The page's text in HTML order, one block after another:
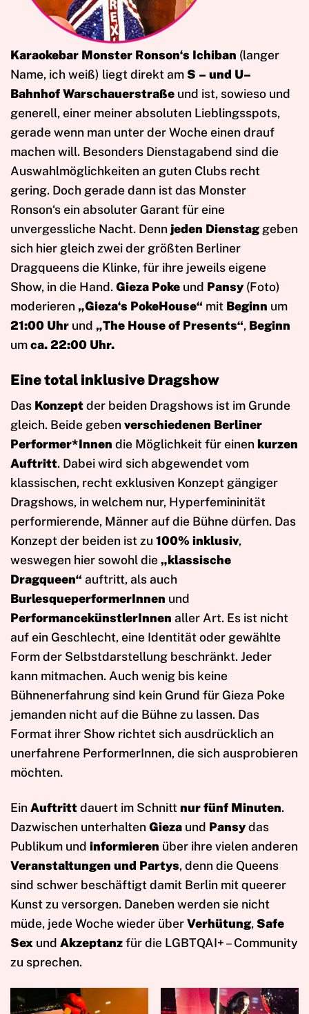
Karaokebar Monster Ronson‘s Ichiban (langer
Name, ich weiß) liegt direkt amS – und U–
Bahnhof Warschauerstraße und ist, sowieso und
generell, einer meiner absoluten Lieblingsspots,
gerade wenn man unter der Woche einen drauf
machen will. Besonders Dienstagabend sind die
Auswahlmöglichkeiten an guten Clubs recht
gering. Doch gerade dann ist das Monster
Ronson‘s ein absoluter Garant für eine
unvergessliche Nacht. Denn jeden Dienstag geben
sich hier gleich zwei der größten Berliner
Dragqueens die Klinke, für ihre jeweils eigene
Show, in die Hand.Gieza Poke und Pansy (Foto)
moderieren „Gieza‘s PokeHouse“ mit Beginn um
21:00 Uhr und „The House of Presents“, Beginn
umca. 22:00 Uhr.
Eine total inklusive Dragshow
Das Konzeptder beiden Dragshows ist im Grunde
gleich. Beide gebenverschiedenen Berliner
Performer*Innen die Möglichkeit für einenkurzen
Auftritt. Dabei wird sich abgewendet vom
klassischen, recht exklusiven Konzept gängiger
Dragshows, in welchem nur, Hyperfemininität
performierende, Männer auf die Bühne dürfen. Das
Konzept der beiden ist zu 100% inklusiv,
weswegen hier sowohl die „klassische
Dragqueen“ auftritt, als auch
BurlesqueperformerInnen und
PerformancekünstlerInnen aller Art. Es ist nicht
auf ein Geschlecht, eine Identität oder gewählte
Form der Selbstdarstellung beschränkt. Jeder
kann mitmachen. Auch wenig bis keine
Bühnenerfahrung sind kein Grund für Gieza Poke
jemanden nicht auf die Bühne zu lassen. Das
Format ihrer Show richtet sich ausdrücklich an
unerfahrene PerformerInnen, die sich ausprobieren
möchten.
EinAuftrittdauert im Schnittnur fünf Minuten.
Dazwischen unterhaltenGieza und Pansydas
Publikum und informieren über ihre vielen anderen
Veranstaltungen und Partys, denn die Queens
sind schwer beschäftigt damit Berlin mit queerer
Kunst zu versorgen. Daneben werden sie nicht
müde, jede Woche wieder überVerhütung,Safe
Sex und Akzeptanzfür die LGBTQAI+ – Community
zu sprechen.